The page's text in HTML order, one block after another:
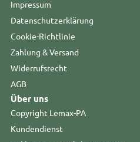
Impressum
Datenschutzerklärung
Cookie-Richtlinie
Zahlung & Versand
Widerrufsrecht
AGB
Über uns
Copyright Lemax-PA
Kundendienst